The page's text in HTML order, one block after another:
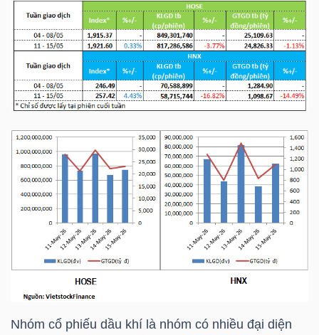
Nhóm cổ phiếu dầu khí là nhóm có nhiều đại diện
THẾ
ĐÔNG
DƯƠNG
CHÍNH